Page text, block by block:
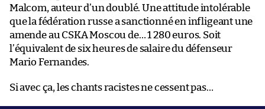
Malcom, auteur d’un doublé. Une attitude intolérable
que la fédération russe a sanctionné en infligeant une
amende au CSKA Moscou de… 1 280 euros. Soit
l’équivalent de six heures de salaire du défenseur
Mario Fernandes.
Si avec ça, les chants racistes ne cessent pas…